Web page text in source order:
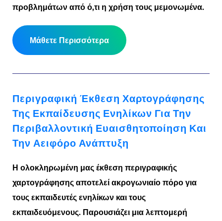
προβλημάτων από ό,τι η χρήση τους μεμονωμένα.
Μάθετε Περισσότερα
Περιγραφική Έκθεση Χαρτογράφησης
Της Εκπαίδευσης Ενηλίκων Για Την
Περιβαλλοντική Ευαισθητοποίηση Και
Την Αειφόρο Ανάπτυξη
Η ολοκληρωμένη μας έκθεση περιγραφικής
χαρτογράφησης αποτελεί ακρογωνιαίο πόρο για
τους εκπαιδευτές ενηλίκων και τους
εκπαιδευόμενους. Παρουσιάζει μια λεπτομερή